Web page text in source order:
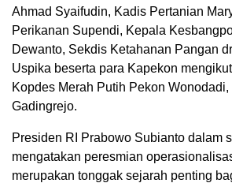
Ahmad Syaifudin, Kadis Pertanian
Perikanan Supendi, Kepala
Dewanto, Sekdis Ketahanan Pangan
Uspika beserta para Kapekon
Kopdes Merah Putih Pekon Wonodadi,
Gadingrejo.
Presiden RI Prabowo Subianto dalam
mengatakan peresmian
merupakan tonggak sejarah penting